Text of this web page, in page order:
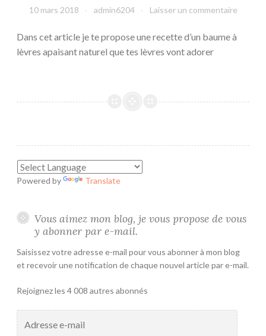
10 mars 2018 admin6204 Laisser un commentaire
Dans cet article je te propose une recette d’un baume à
lèvres apaisant naturel que tes lèvres vont adorer
Powered by Translate
Vous aimez mon blog, je vous propose de vous
y abonner par e-mail.
Saisissez votre adresse e-mail pour vous abonner à mon blog
et recevoir une notification de chaque nouvel article par e-mail.
Rejoignez les 4 008 autres abonnés